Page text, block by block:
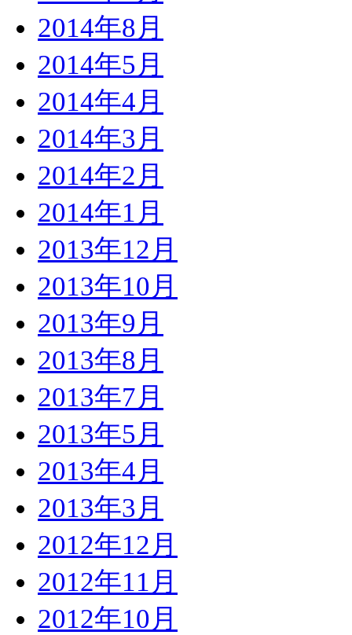
2014年8月
2014年5月
2014年4月
2014年3月
2014年2月
2014年1月
2013年12月
2013年10月
2013年9月
2013年8月
2013年7月
2013年5月
2013年4月
2013年3月
2012年12月
2012年11月
2012年10月